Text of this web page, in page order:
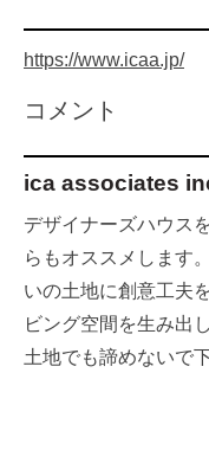
https://www.icaa.jp/
​コメント
ica associates
デザイナーズハウス
らもオススメします
いの土地に創意工夫
ビング空間を生み出
土地でも諦めないで